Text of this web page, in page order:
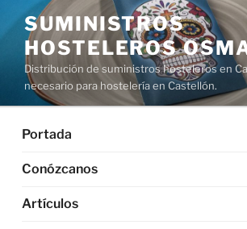
Saltar
al
contenido
SUMINISTROS
HOSTELEROS
Distribución de suministros hosteleros en
necesario para hostelería en Castellón.
Portada
Conózcanos
Artículos